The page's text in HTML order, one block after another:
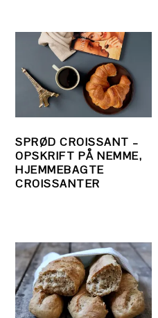
SPRØD CROISSANT –
OPSKRIFT PÅ NEMME,
HJEMMEBAGTE
CROISSANTER